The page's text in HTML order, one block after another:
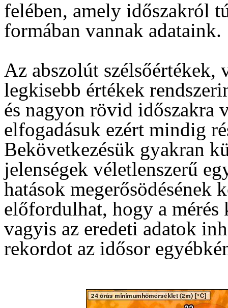
felében, amely időszakról
formában vannak adataink.
Az abszolút szélsőértékek,
legkisebb értékek
és nagyon rövid időszakra
elfogadásuk ezért mindig
Bekövetkezésük gyakran
jelenségek véletlenszerű
hatások megerősödésének
előfordulhat, hogy a
vagyis az eredeti adatok
rekordot az idősor